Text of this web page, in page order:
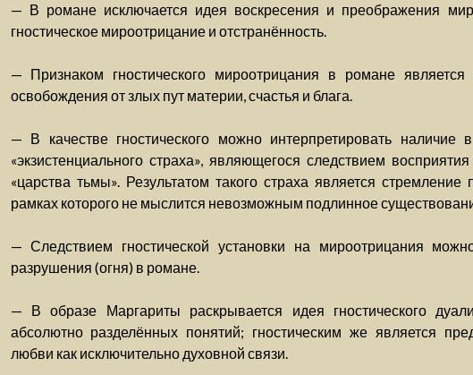
— В романе исключается идея воскресения и преображения
гностическое мироотрицание и отстранённость.
— Признаком гностического мироотрицания в романе
освобождения от злых пут материи, счастья и блага.
— В качестве гностического можно интерпретировать наличие
«экзистенциального страха», являющегося следствием
«царства тьмы». Результатом такого страха является
рамках которого не мыслится невозможным подлинное
— Следствием гностической установки на мироотрицания
разрушения (огня) в романе.
— В образе Маргариты раскрывается идея гностического
абсолютно разделённых понятий; гностическим же является
любви как исключительно духовной связи.